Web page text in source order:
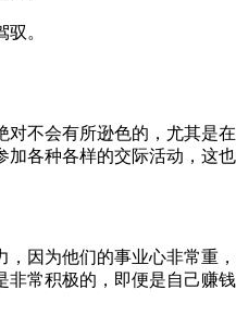
。
不会有所逊色的，尤其是
各种各样的交际活动，这
因为他们的事业心非常重
常积极的，即便是自己赚